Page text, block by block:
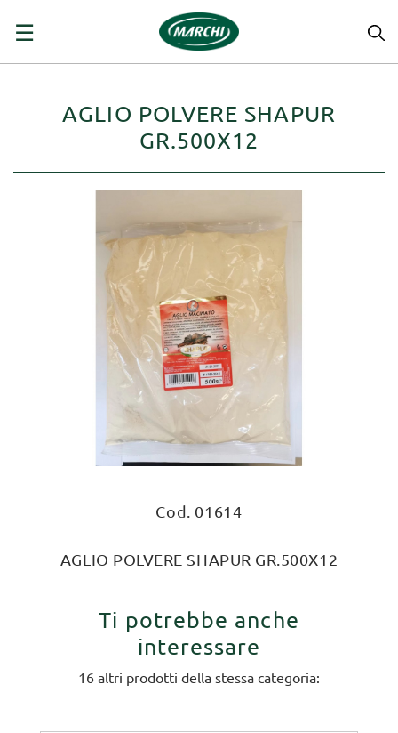
navigazione
☰
AGLIO POLVERE SHAPUR
GR.500X12
Cod. 01614
AGLIO POLVERE SHAPUR GR.500X12
Ti potrebbe anche
interessare
16 altri prodotti della stessa categoria: